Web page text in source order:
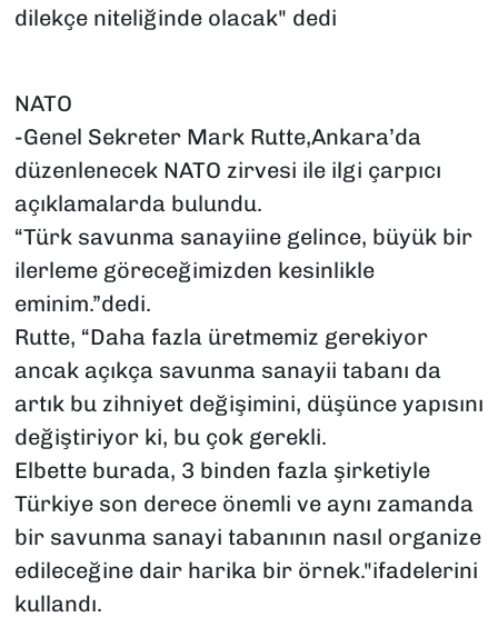
dilekçe niteliğinde olacak" dedi
NATO
-Genel Sekreter Mark Rutte,Ankara’da
düzenlenecek NATO zirvesi ile ilgi çarpıcı
açıklamalarda bulundu.
“Türk savunma sanayiine gelince, büyük bir
ilerleme göreceğimizden kesinlikle
eminim.”dedi.
Rutte, “Daha fazla üretmemiz gerekiyor
ancak açıkça savunma sanayii tabanı da
artık bu zihniyet değişimini, düşünce yapısını
değiştiriyor ki, bu çok gerekli.
Elbette burada, 3 binden fazla şirketiyle
Türkiye son derece önemli ve aynı zamanda
bir savunma sanayi tabanının nasıl organize
edileceğine dair harika bir örnek."ifadelerini
kullandı.